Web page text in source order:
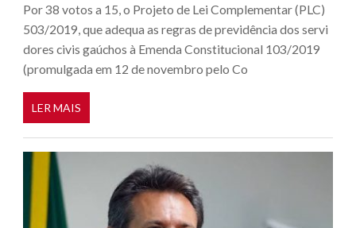
Por 38 votos a 15, o Projeto de Lei Complementar (PLC)
503/2019, que adequa as regras de previdência dos servi
dores civis gaúchos à Emenda Constitucional 103/2019
(promulgada em 12 de novembro pelo Co
LER MAIS